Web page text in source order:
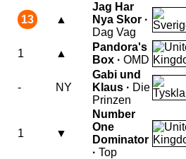
13 ▲
Jag Har
Nya Skor ·
Dag Vag
1 ▲
Pandora's
Box · OMD
- NY
Gabi und
Klaus · Die
Prinzen
1 ▼
Number
One
Dominator
· Top